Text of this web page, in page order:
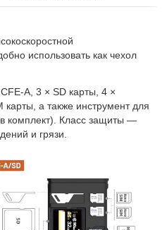
использовать как чехол
A, 3 × SD карты, 4 ×
а также инструмент для
комплект). Класс защиты —
и грязи.